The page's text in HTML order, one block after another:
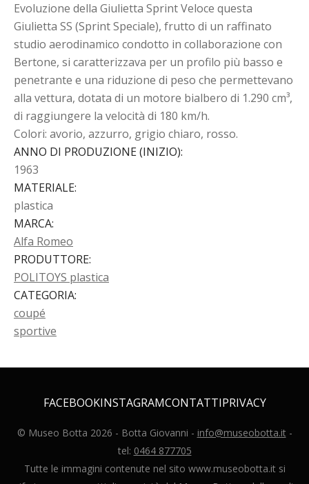
Evoluzione della Giulietta Sprint Veloce questa
Giulietta SS (Sprint Speciale), frutto di un raffinato
studio aerodinamico condotto in collaborazione con
Bertone, si caratterizzava per un profilo più basso e
penetrante e una riduzione di peso che permettevano
alla vettura, dotata di un motore bialbero di 1.290 cm³,
di raggiungere la velocità di 180 km/h.
Colori: avorio, azzurro, grigio chiaro, rosso.
ANNO DI PRODUZIONE (INIZIO):
1963
MATERIALE:
plastica
MARCA:
Alfa Romeo
PRODUTTORE:
POLITOYS plastica
CATEGORIA:
coupé
sportive
FACEBOOKINSTAGRAMCONTATTIPRIVACY
© Museo Botta 2026 - Botta Giovanni - info@museobotta.it-
tel: 0464 877705
Tutte le immagini contenute nel sito www.museobotta.it si